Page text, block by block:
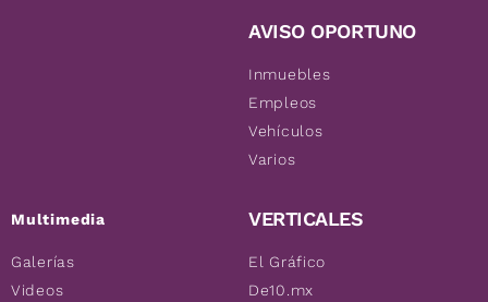
Multimedia
Galerías
Videos
AVISO OPORTUNO
Inmuebles
Empleos
Vehículos
Varios
VERTICALES
El Gráfico
De10.mx